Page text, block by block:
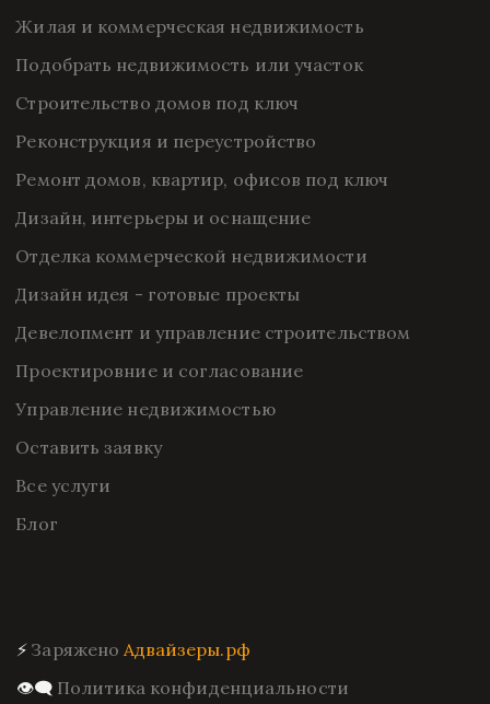
Жилая и коммерческая недвижимость
Подобрать недвижимость или участок
Строительство домов под ключ
Реконструкция и переустройство
Ремонт домов, квартир, офисов под ключ
Дизайн, интерьеры и оснащение
Отделка коммерческой недвижимости
Дизайн идея - готовые проекты
Девелопмент и управление строительством
Проектировние и согласование
Управление недвижимостью
Оставить заявку
Все услуги
Блог
⚡ Заряжено Адвайзеры.рф
👁️‍🗨️ Политика конфиденциальности